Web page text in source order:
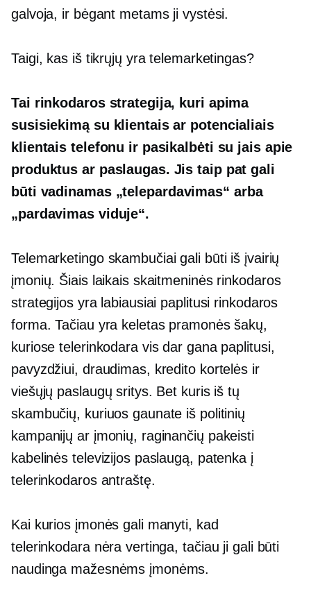
galvoja, ir bėgant metams ji vystėsi.
Taigi, kas iš tikrųjų yra telemarketingas?
Tai rinkodaros strategija, kuri apima
susisiekimą su klientais ar potencialiais
klientais telefonu ir pasikalbėti su jais apie
produktus ar paslaugas. Jis taip pat gali
būti vadinamas „telepardavimas“ arba
„pardavimas viduje“.
Telemarketingo skambučiai gali būti iš įvairių
įmonių. Šiais laikais skaitmeninės rinkodaros
strategijos yra labiausiai paplitusi rinkodaros
forma. Tačiau yra keletas pramonės šakų,
kuriose telerinkodara vis dar gana paplitusi,
pavyzdžiui, draudimas, kredito kortelės ir
viešųjų paslaugų sritys. Bet kuris iš tų
skambučių, kuriuos gaunate iš politinių
kampanijų ar įmonių, raginančių pakeisti
kabelinės televizijos paslaugą, patenka į
telerinkodaros antraštę.
Kai kurios įmonės gali manyti, kad
telerinkodara nėra vertinga, tačiau ji gali būti
naudinga mažesnėms įmonėms.